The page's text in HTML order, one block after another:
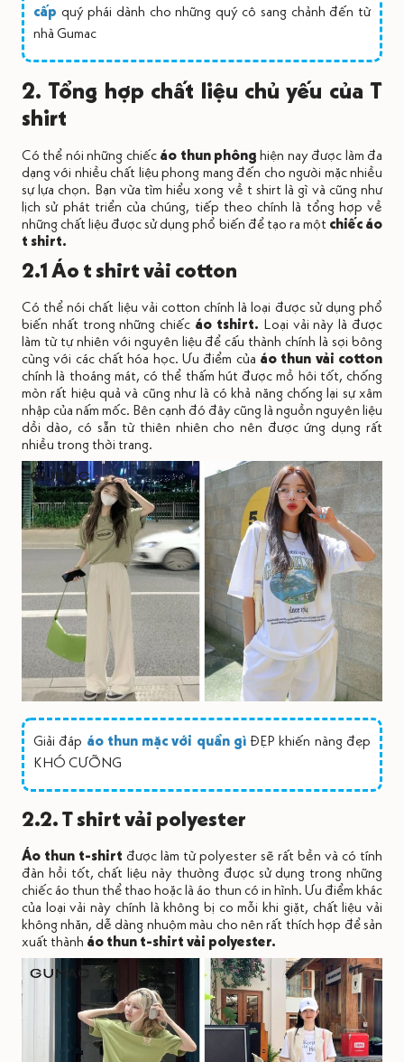
cấp quý phái dành cho những quý cô sang chảnh đến từ
nhà Gumac
2. Tổng hợp chất liệu chủ yếu của T
shirt
Có thể nói những chiếc áo thun phônghiện nay được làm đa
dạng với nhiều chất liệu phong mang đến cho người mặc nhiều
sự lựa chọn. Bạn vừa tìm hiểu xong về t shirt là gì và cũng như
lịch sử phát triển của chúng, tiếp theo chính là tổng hợp về
những chất liệu được sử dụng phổ biến để tạo ra một chiếc áo
t shirt.
2.1 Áo t shirt vải cotton
Có thể nói chất liệu vải cotton chính là loại được sử dụng phổ
biến nhất trong những chiếc áo tshirt. Loại vải này là được
làm từ tự nhiên với nguyên liệu để cấu thành chính là sợi bông
cùng với các chất hóa học. Ưu điểm của áo thun vải cotton
chính là thoáng mát, có thể thấm hút được mồ hôi tốt, chống
mòn rất hiệu quả và cũng như là có khả năng chống lại sự xâm
nhập của nấm mốc. Bên cạnh đó đây cũng là nguồn nguyên liệu
dồi dào, có sẵn từ thiên nhiên cho nên được ứng dụng rất
nhiều trong thời trang.
Giải đáp áo thun mặc với quần gìĐẸP khiến nàng đẹp
KHÓ CƯỠNG
2.2. T shirt vải polyester
Áo thun t-shirt được làm từ polyester sẽ rất bền và có tính
đàn hồi tốt, chất liệu này thường được sử dụng trong những
chiếc áo thun thể thao hoặc là áo thun có in hình. Ưu điểm khác
của loại vải này chính là không bị co mỗi khi giặt, chất liệu vải
không nhăn, dễ dàng nhuộm màu cho nên rất thích hợp để sản
xuất thành áo thun t-shirt vải polyester.